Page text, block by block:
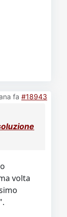
fa #18943
volta